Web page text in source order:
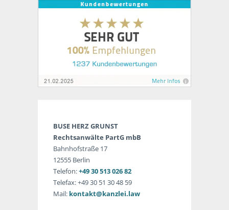
BUSE HERZ GRUNST
Rechtsanwälte PartG mbB
Bahnhofstraße 17
12555 Berlin
Telefon:+49 30 513 026 82
Telefax: +49 30 51 30 48 59
Mail: kontakt@kanzlei.law